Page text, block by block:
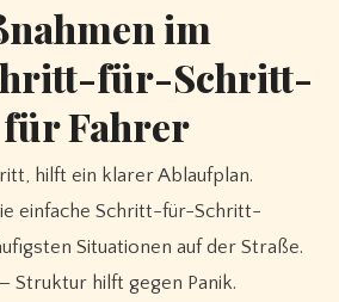
im
für-Schritt-
Fahrer
hilft ein klarer Ablaufplan.
einfache Schritt-für-Schritt-
Situationen auf der Straße.
Struktur hilft gegen Panik.